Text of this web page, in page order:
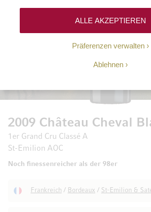
Präferenzen verwalten
Ablehnen
ALLE AKZEPTIEREN
2009 Château Cheval
1er Grand Cru Classé A
St-Emilion AOC
Noch finessenreicher als der 98er
Frankreich / Bordeaux / St-Emilion &